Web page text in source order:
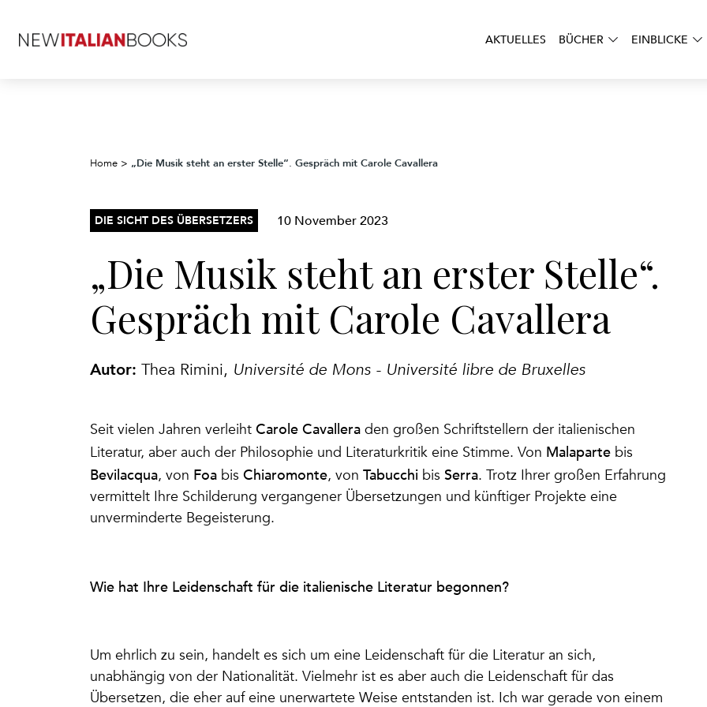
AKTUELLES BÜCHER EINBLICKE
Home > „Die Musik steht an erster Stelle“. Gespräch mit Carole Cavallera
DIE SICHT DES ÜBERSETZERS 10 November 2023
„Die Musik steht an erster Stelle“.
Gespräch mit Carole Cavallera
Autor: Thea Rimini, Université de Mons - Université libre de Bruxelles
Seit vielen Jahren verleiht Carole Cavallera den großen Schriftstellern der italienischen
Literatur, aber auch der Philosophie und Literaturkritik eine Stimme. Von Malaparte bis
Bevilacqua, von Foa bis Chiaromonte, von Tabucchi bis Serra. Trotz Ihrer großen Erfahrung
vermittelt Ihre Schilderung vergangener Übersetzungen und künftiger Projekte eine
unverminderte Begeisterung.
Wie hat Ihre Leidenschaft für die italienische Literatur begonnen?
Um ehrlich zu sein, handelt es sich um eine Leidenschaft für die Literatur an sich,
unabhängig von der Nationalität. Vielmehr ist es aber auch die Leidenschaft für das
Übersetzen, die eher auf eine unerwartete Weise entstanden ist. Ich war gerade von einem